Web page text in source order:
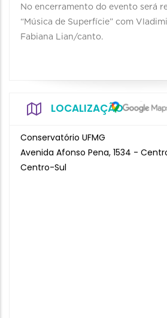
No encerramento do evento será
“Música de Superfície” com
Fabiana Lian/canto.
LOCALIZAÇÃO
Conservatório UFMG
Avenida Afonso Pena, 1534 -
Centro-Sul